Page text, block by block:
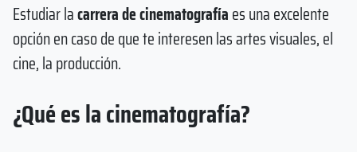
Estudiar lacarrera de cinematografíaes una excelente
opción en caso de que te interesen las artes visuales, el
cine, la producción.
¿Qué es la cinematografía?